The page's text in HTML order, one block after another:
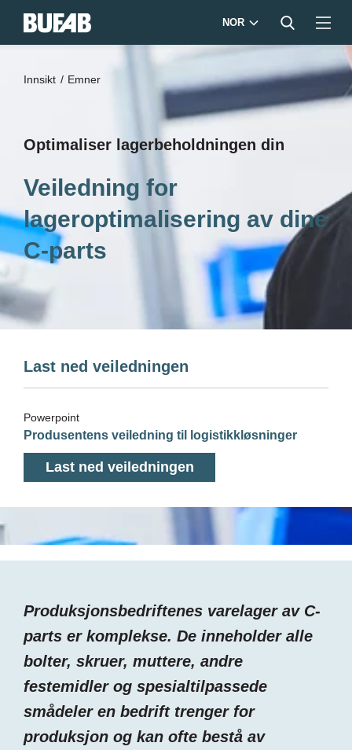
NOR
Innsikt Emner
Optimaliser lagerbeholdningen din
Veiledning for
lageroptimalisering av dine
C-parts
Last ned veiledningen
Powerpoint
Produsentens veiledning til logistikkløsninger
Last ned veiledningen
Produksjonsbedriftenes varelager av C-
parts er komplekse. De inneholder alle
bolter, skruer, muttere, andre
festemidler og spesialtilpassede
smådeler en bedrift trenger for
produksjon og kan ofte bestå av